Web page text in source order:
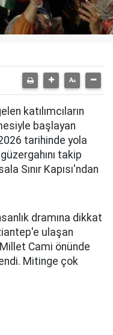
katılımcıların
başlayan
tarihinde yola
takip
Sınır Kapısı'ndan
dramına dikkat
ulaşan
Cami önünde
Mitinge çok